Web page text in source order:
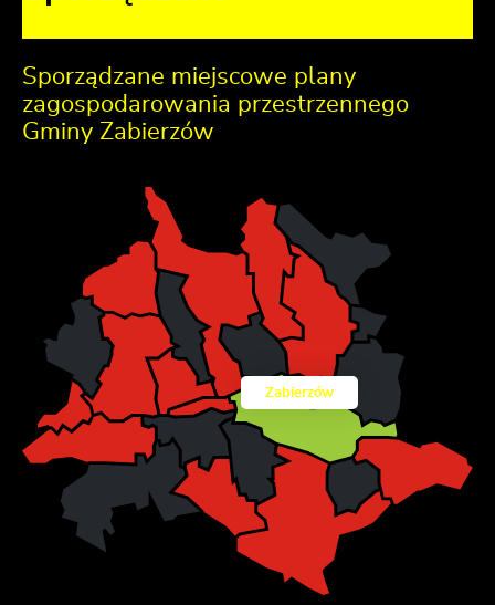
Sporządzane miejscowe plany
zagospodarowania przestrzennego
Gminy Zabierzów
Zabierzów